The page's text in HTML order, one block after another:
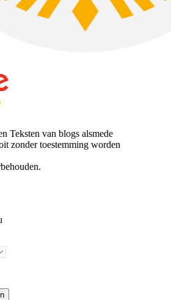
Teksten van blogs alsmede
zonder toestemming worden